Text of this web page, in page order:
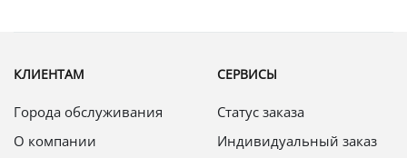
КЛИЕНТАМ
Города обслуживания
О компании
СЕРВИСЫ
Статус заказа
Индивидуальный заказ